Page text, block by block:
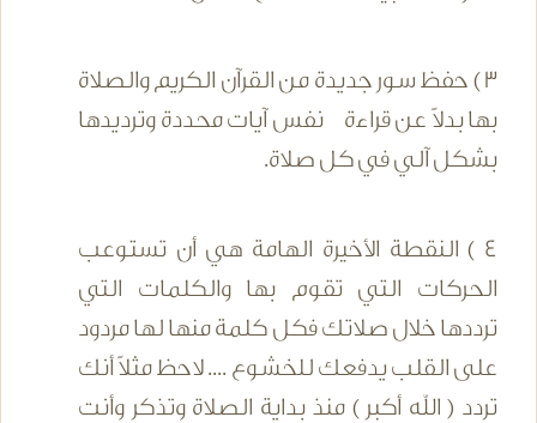
3 ) حفظ سور جديدة من القرآن الكريم والصلاة
بها بدلاً عن قراءة نفس آيات محددة وترديدها
بشكل آلي في كل صلاة.
4 ) النقطة الأخيرة الهامة هي أن تستوعب
الحركات التي تقوم بها والكلمات التي
ترددها خلال صلاتك فكل كلمة منها لها مردود
على القلب يدفعك للخشوع .... لاحظ مثلاً أنك
تردد ( الله أكبر ) منذ بداية الصلاة وتذكر وأنت